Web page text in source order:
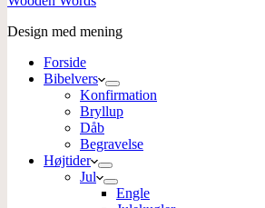
Design med mening
Forside
Bibelvers
Konfirmation
Bryllup
Dåb
Begravelse
Højtider
Jul
Engle